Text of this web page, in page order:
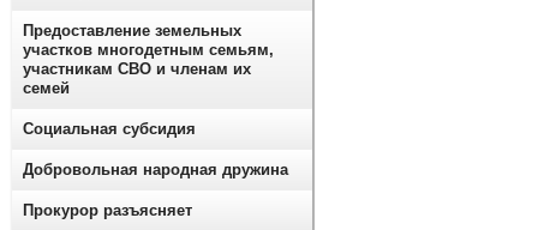
Предоставление земельных
участков многодетным семьям,
участникам СВО и членам их
семей
Социальная субсидия
Добровольная народная дружина
Прокурор разъясняет